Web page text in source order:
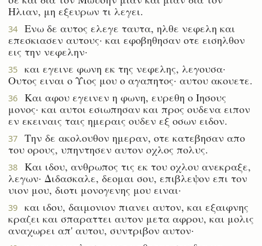
Ηλιαν, μη εξευρων τι λεγει.
34
Ενω δε αυτος ελεγε ταυτα, ηλθε νεφελη και
επεσκιασεν αυτους· και εφοβηθησαν οτε εισηλθον
εις την νεφελην·
35
και εγεινε φωνη εκ της νεφελης, λεγουσα·
Ουτος ειναι ο Υιος μου ο αγαπητος· αυτου ακουετε.
36
Και αφου εγεινεν η φωνη, ευρεθη ο Ιησους
μονος· και αυτοι εσιωπησαν και προς ουδενα ειπον
εν εκειναις ταις ημεραις ουδεν εξ οσων ειδον.
37
Την δε ακολουθον ημεραν, οτε κατεβησαν απο
του ορους, υπηντησεν αυτον οχλος πολυς.
38
Και ιδου, ανθρωπος τις εκ του οχλου ανεκραξε,
λεγων· Διδασκαλε, δεομαι σου, επιβλεψον επι τον
υιον μου, διοτι μονογενης μου ειναι·
39
και ιδου, δαιμονιον πιανει αυτον, και εξαιφνης
κραζει και σπαραττει αυτον μετα αφρου, και μολις
αναχωρει απ' αυτου, συντριβον αυτον·